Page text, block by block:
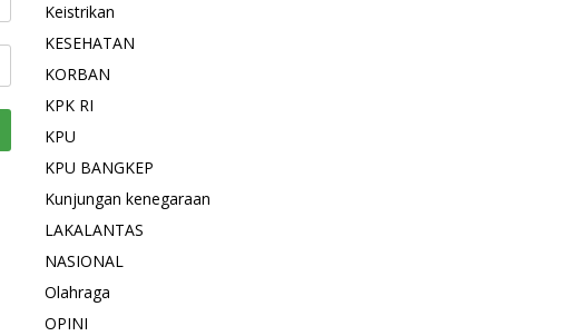
Keistrikan
KESEHATAN
KORBAN
KPK RI
KPU
KPU BANGKEP
Kunjungan kenegaraan
LAKALANTAS
NASIONAL
Olahraga
OPINI